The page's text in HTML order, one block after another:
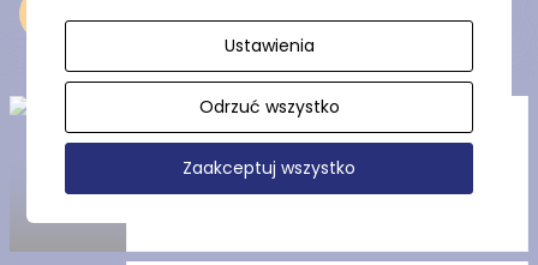
Czarnocińskie Piece na
Wierzycy (Szlak Zabytków
Hydrotechniki)
Ustawienia
Odrzuć wszystko
Zaakceptuj wszystko